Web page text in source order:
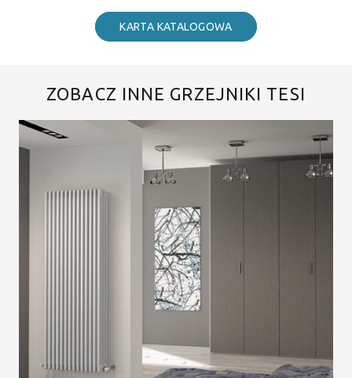
KARTA KATALOGOWA
ZOBACZ INNE GRZEJNIKI TESI